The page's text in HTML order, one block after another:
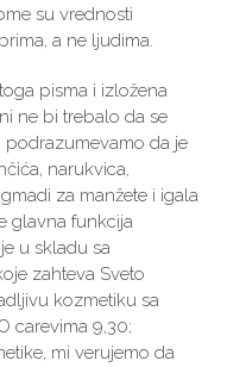
su vrednosti
a ne ljudima.
pisma i izložena
ne bi trebalo da se
podrazumevamo da je
narukvica,
za manžete i igala
glavna funkcija
u skladu sa
zahteva Sveto
kozmetiku sa
carevima 9,30;
mi verujemo da